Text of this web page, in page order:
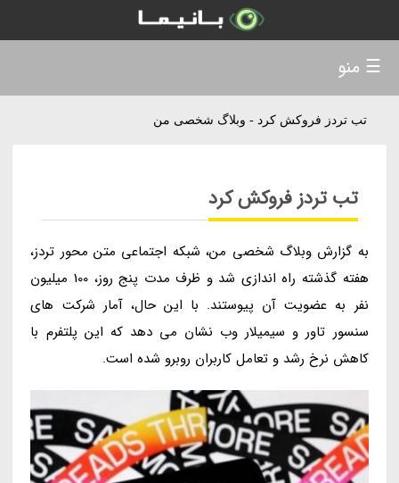
تب تردز فروکش کرد - وبلاگ شخصی من
تب تردز فروکش کرد
به گزارش وبلاگ شخصی من، شبکه اجتماعی متن محور تردز،
هفته گذشته راه اندازی شد و ظرف مدت پنج روز، 100 میلیون
نفر به عضویت آن پیوستند. با این حال، آمار شرکت های
سنسور تاور و سیمیلار وب نشان می دهد که این پلتفرم با
کاهش نرخ رشد و تعامل کاربران روبرو شده است.
☰ منو